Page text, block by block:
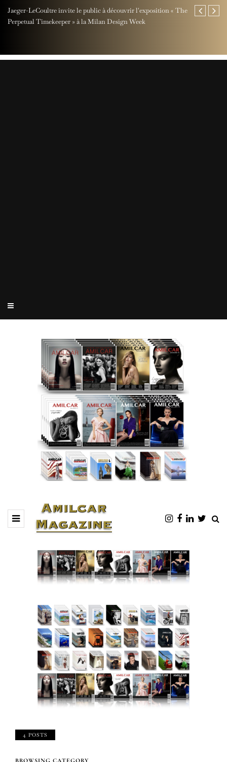
Jaeger-LeCoultre invite le public à découvrir l'exposition « The
Perpetual Timekeeper » à la Milan Design Week
Maison
4 POSTS
BROWSING CATEGORY